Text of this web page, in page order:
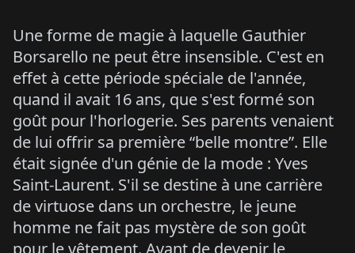
Une forme de magie à laquelle Gauthier
Borsarello ne peut être insensible. C'est en
effet à cette période spéciale de l'année,
quand il avait 16 ans, que s'est formé son
goût pour l'horlogerie. Ses parents venaient
de lui offrir sa première “belle montre”. Elle
était signée d'un génie de la mode : Yves
Saint-Laurent. S'il se destine à une carrière
de virtuose dans un orchestre, le jeune
homme ne fait pas mystère de son goût